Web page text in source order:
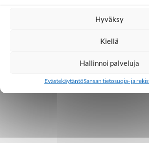
Hyväksy
Kiellä
Hallinnoi palveluja
EvästekäytäntöSansan tietosuoja- ja